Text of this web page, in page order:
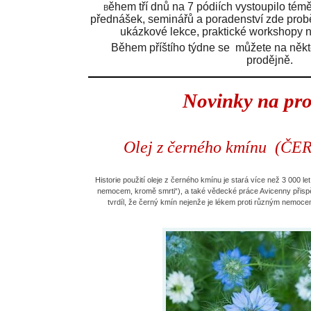
Během tří dnů na 7 pódiích vystoupilo
přednášek, seminářů a poradenství zde
ukázkové lekce, praktické workshopy
Během příštího týdne se můžete na
prodějně.
Novinky na
Olej z černého kmínu
Historie použití oleje z černého kmínu je stará více než 3 000
nemocem, kromě smrti“), a také vědecké práce Avicenny
tvrdíl, že černý kmín nejenže je lékem proti různým